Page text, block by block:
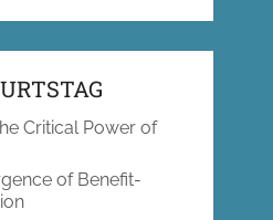
Critical Power of
of Benefit-